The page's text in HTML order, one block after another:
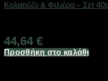
Κολαούζο & Φιλιέρα – Σετ
44,64 €
Προσθήκη στο καλάθι